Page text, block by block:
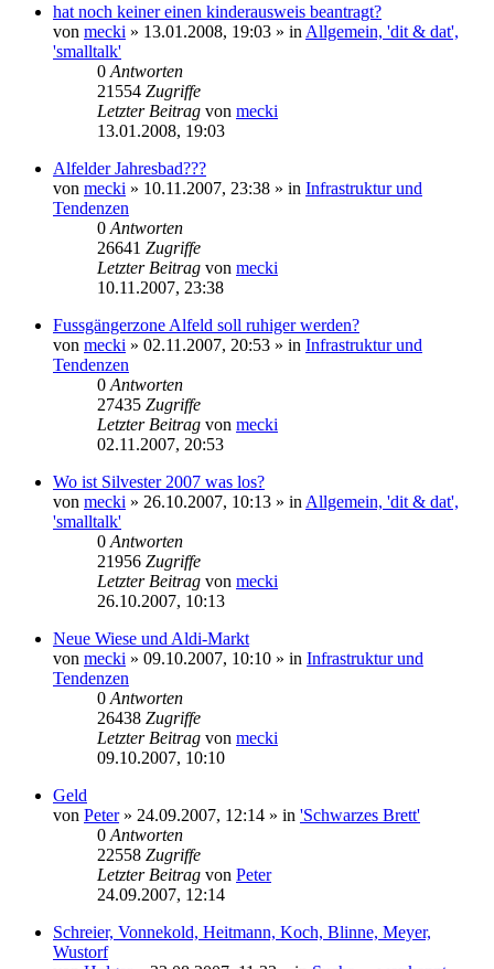
hat noch keiner einen kinderausweis beantragt?
von mecki » 13.01.2008, 19:03 » in Allgemein, 'dit & dat',
'smalltalk'
0 Antworten
21554 Zugriffe
Letzter Beitrag von mecki
13.01.2008, 19:03
Alfelder Jahresbad???
von mecki » 10.11.2007, 23:38 » in Infrastruktur und
Tendenzen
0 Antworten
26641 Zugriffe
Letzter Beitrag von mecki
10.11.2007, 23:38
Fussgängerzone Alfeld soll ruhiger werden?
von mecki » 02.11.2007, 20:53 » in Infrastruktur und
Tendenzen
0 Antworten
27435 Zugriffe
Letzter Beitrag von mecki
02.11.2007, 20:53
Wo ist Silvester 2007 was los?
von mecki » 26.10.2007, 10:13 » in Allgemein, 'dit & dat',
'smalltalk'
0 Antworten
21956 Zugriffe
Letzter Beitrag von mecki
26.10.2007, 10:13
Neue Wiese und Aldi-Markt
von mecki » 09.10.2007, 10:10 » in Infrastruktur und
Tendenzen
0 Antworten
26438 Zugriffe
Letzter Beitrag von mecki
09.10.2007, 10:10
Geld
von Peter» 24.09.2007, 12:14 » in 'Schwarzes Brett'
0 Antworten
22558 Zugriffe
Letzter Beitrag von Peter
24.09.2007, 12:14
Schreier, Vonnekold, Heitmann, Koch, Blinne, Meyer,
Wustorf